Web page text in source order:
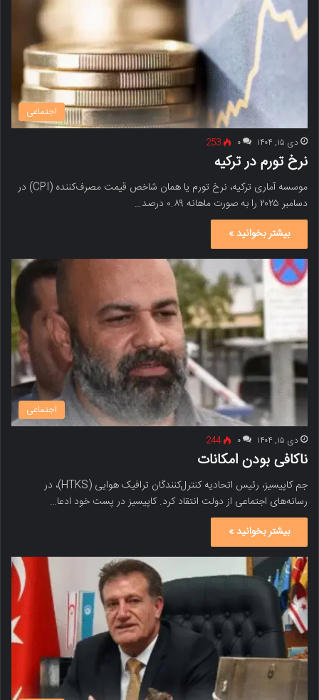
اجتماعی
دی ۱۵, ۱۴۰۴ ۰ 253
نرخ تورم در ترکیه
موسسه آماری ترکیه، نرخ تورم یا همان شاخص قیمت مصرف‌کننده (CPI) در
دسامبر ۲۰۲۵ را به صورت ماهانه ۰.۸۹ درصد…
بیشتر بخوانید »
اجتماعی
دی ۱۵, ۱۴۰۴ ۰ 244
ناکافی بودن امکانات
جم کاپیسیز، رئیس اتحادیه کنترل‌کنندگان ترافیک هوایی (HTKS)، در
رسانه‌های اجتماعی از دولت انتقاد کرد. کاپیسیز در پست خود ادعا…
بیشتر بخوانید »